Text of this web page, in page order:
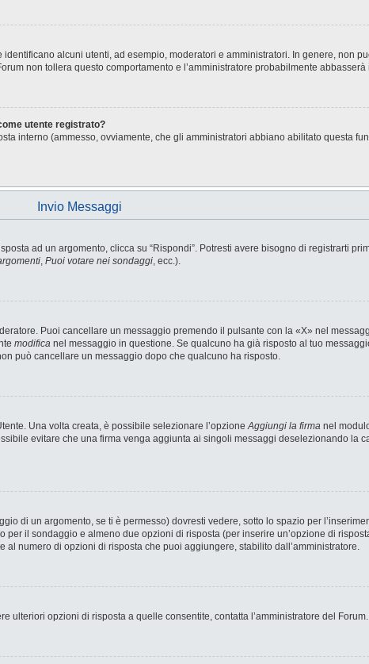
alcuni utenti, ad esempio, moderatori e amministratori. In genere, non
non tollera questo comportamento e l’amministratore probabilmente
utente registrato?
interno (ammesso, ovviamente, che gli amministratori abbiano abilitato questa
Invio Messaggi
ad un argomento, clicca su “Rispondi”. Potresti avere bisogno di registrarti
, Puoi votare nei sondaggi, ecc.).
Puoi cancellare un messaggio premendo il pulsante con la «X» nel
modifica nel messaggio in questione. Se qualcuno ha già risposto al tuo
può cancellare un messaggio dopo che qualcuno ha risposto.
Una volta creata, è possibile selezionare l’opzioneAggiungi la firma nel
evitare che una firma venga aggiunta ai singoli messaggi deselezionando la
di un argomento, se ti è permesso) dovresti vedere, sotto lo spazio per
il sondaggio e almeno due opzioni di risposta (per inserire un’opzione di
numero di opzioni di risposta che puoi aggiungere, stabilito dall’amministratore.
ulteriori opzioni di risposta a quelle consentite, contatta l’amministratore del Forum.